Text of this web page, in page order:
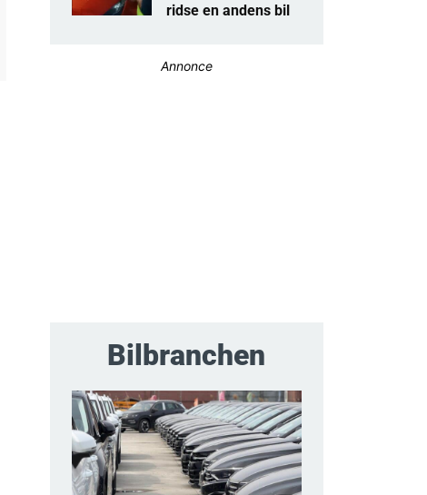
ridse en andens bil
Annonce
Bilbranchen